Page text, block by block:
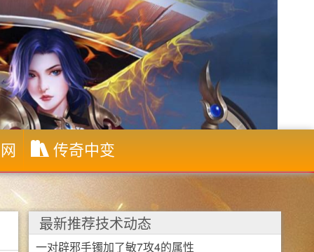
传奇中变
最新推荐技术动态
一对辟邪手镯加了敏7攻4的属性